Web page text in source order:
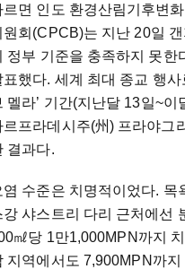
르면 인도 환경산림기후변
원회(CPCB)는 지난 20일
정부 기준을 충족하지 못한
표했다. 세계 최대 종교 행사
멜라’ 기간(지난달 13일~
르프라데시주(州) 프라야그
결과다.
염 수준은 치명적이었다. 목
강 샤스트리 다리 근처에선
㎖당 1만1,000MPN까지
지역에서도 7,900MPN까